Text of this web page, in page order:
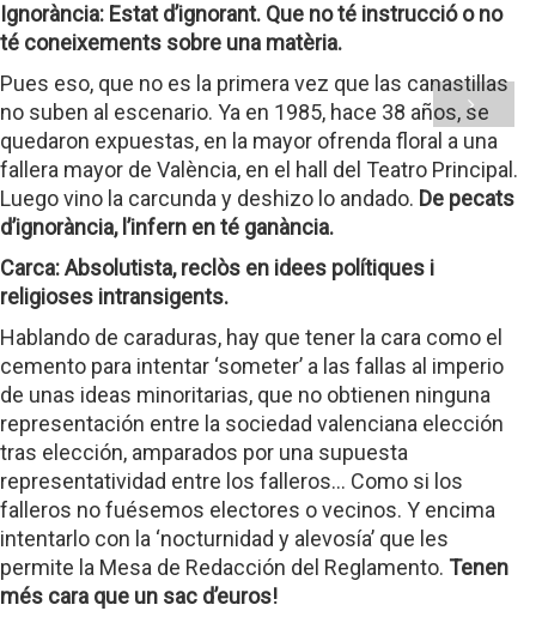
Ignorància: Estat d’ignorant. Que no té instrucció o no
té coneixements sobre una matèria.
Pues eso, que no es la primera vez que las canastillas
no suben al escenario. Ya en 1985, hace 38 años, se
quedaron expuestas, en la mayor ofrenda floral a una
fallera mayor de València, en el hall del Teatro Principal.
Luego vino la carcunda y deshizo lo andado. De pecats
d’ignorància, l’infern en té ganància.
Carca: Absolutista, reclòs en idees polítiques i
religioses intransigents.
Hablando de caraduras, hay que tener la cara como el
cemento para intentar ‘someter’ a las fallas al imperio
de unas ideas minoritarias, que no obtienen ninguna
representación entre la sociedad valenciana elección
tras elección, amparados por una supuesta
representatividad entre los falleros… Como si los
falleros no fuésemos electores o vecinos. Y encima
intentarlo con la ‘nocturnidad y alevosía’ que les
permite la Mesa de Redacción del Reglamento. Tenen
més cara que un sac d’euros!